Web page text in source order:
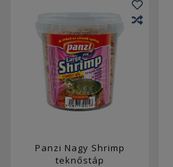
Panzi Nagy Shrimp
teknőstáp